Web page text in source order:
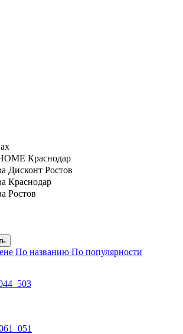
Краснодар
Дисконт Ростов
Краснодар
Ростов
По названию По популярности